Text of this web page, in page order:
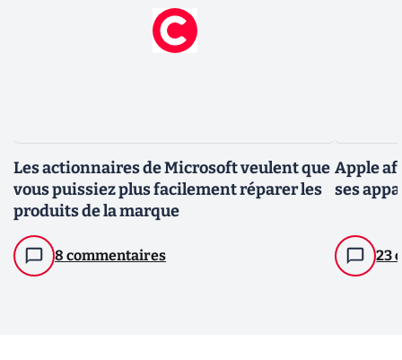
Les actionnaires de Microsoft veulent que
vous puissiez plus facilement réparer les
produits de la marque
8 commentaires
Apple
ses
23